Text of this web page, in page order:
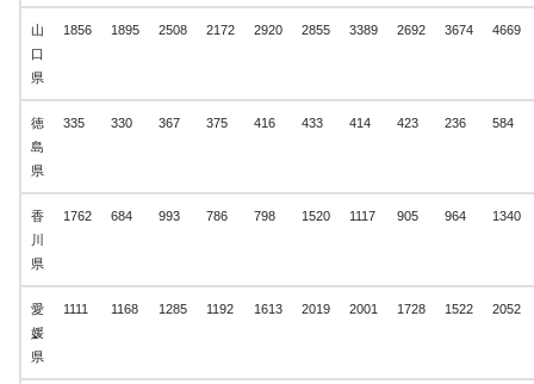
山
口
県
1856 1895 2508 2172 2920 2855 3389 2692 3674 4669
徳
島
県
335 330 367 375 416 433 414 423 236 584
香
川
県
1762 684 993 786 798 1520 1117 905 964 1340
愛
媛
県
1111 1168 1285 1192 1613 2019 2001 1728 1522 2052